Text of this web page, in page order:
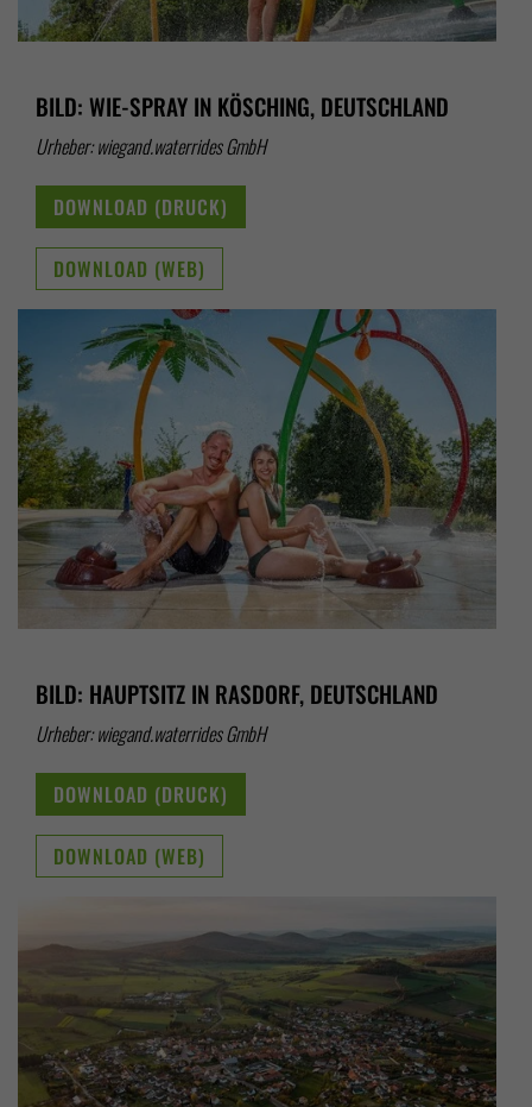
BILD: WIE-SPRAY IN KÖSCHING, DEUTSCHLAND
Urheber: wiegand.waterrides GmbH
DOWNLOAD (DRUCK)
DOWNLOAD (WEB)
BILD: HAUPTSITZ IN RASDORF, DEUTSCHLAND
Urheber: wiegand.waterrides GmbH
DOWNLOAD (DRUCK)
DOWNLOAD (WEB)